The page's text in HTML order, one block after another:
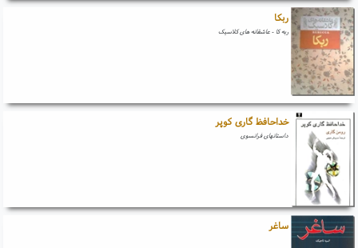
ربکا
ربه کا - عاشقانه های کلاسیک
خداحافظ گاری کوپر
داستانهای فرانسوی
ساغر